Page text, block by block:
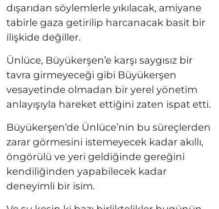
dışarıdan söylemlerle yıkılacak, amiyane
tabirle gaza getirilip harcanacak basit bir
ilişkide değiller.
Ünlüce, Büyükerşen’e karşı saygısız bir
tavra girmeyeceği gibi Büyükerşen
vesayetinde olmadan bir yerel yönetim
anlayışıyla hareket ettiğini zaten ispat etti.
Büyükerşen’de Ünlüce’nin bu süreçlerden
zarar görmesini istemeyecek kadar akıllı,
öngörülü ve yeri geldiğinde gereğini
kendiliğinden yapabilecek kadar
deneyimli bir isim.